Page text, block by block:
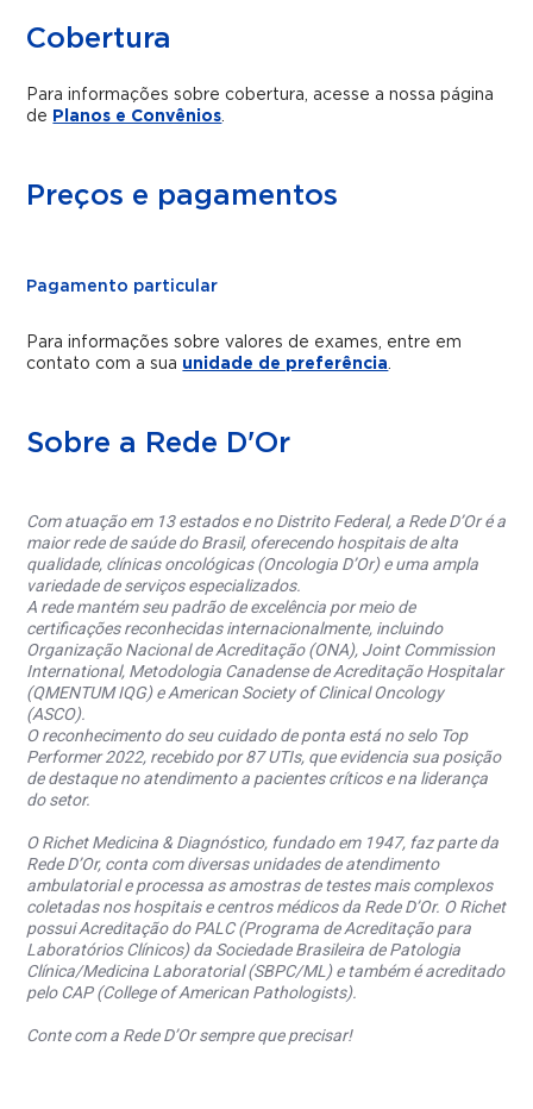
Cobertura
Para informações sobre cobertura, acesse a nossa página
de Planos e Convênios.
Preços e pagamentos
Pagamento particular
Para informações sobre valores de exames, entre em
contato com a sua unidade de preferência.
Sobre a Rede D'Or
Com atuação em 13 estados e no Distrito Federal, a Rede D’Or é a
maior rede de saúde do Brasil, oferecendo hospitais de alta
qualidade, clínicas oncológicas (Oncologia D’Or) e uma ampla
variedade de serviços especializados.
A rede mantém seu padrão de excelência por meio de
certificações reconhecidas internacionalmente, incluindo
Organização Nacional de Acreditação (ONA), Joint Commission
International, Metodologia Canadense de Acreditação Hospitalar
(QMENTUM IQG) e American Society of Clinical Oncology
(ASCO).
O reconhecimento do seu cuidado de ponta está no selo Top
Performer 2022, recebido por 87 UTIs, que evidencia sua posição
de destaque no atendimento a pacientes críticos e na liderança
do setor.
O Richet Medicina & Diagnóstico, fundado em 1947, faz parte da
Rede D’Or, conta com diversas unidades de atendimento
ambulatorial e processa as amostras de testes mais complexos
coletadas nos hospitais e centros médicos da Rede D’Or. O Richet
possui Acreditação do PALC (Programa de Acreditação para
Laboratórios Clínicos) da Sociedade Brasileira de Patologia
Clínica/Medicina Laboratorial (SBPC/ML) e também é acreditado
pelo CAP (College of American Pathologists).
Conte com a Rede D’Or sempre que precisar!